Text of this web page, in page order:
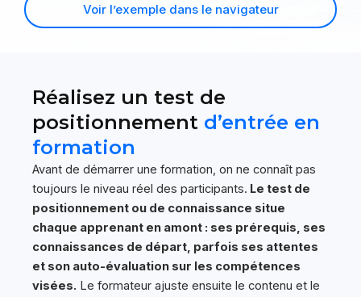
Voir l’exemple dans le navigateur
Réalisez un test de
positionnement d’entrée en
formation
Avant de démarrer une formation, on ne connaît pas
toujours le niveau réel des participants. Le test de
positionnement ou de connaissance situe
chaque apprenant en amont : ses prérequis, ses
connaissances de départ, parfois ses attentes
et son auto-évaluation sur les compétences
visées. Le formateur ajuste ensuite le contenu et le